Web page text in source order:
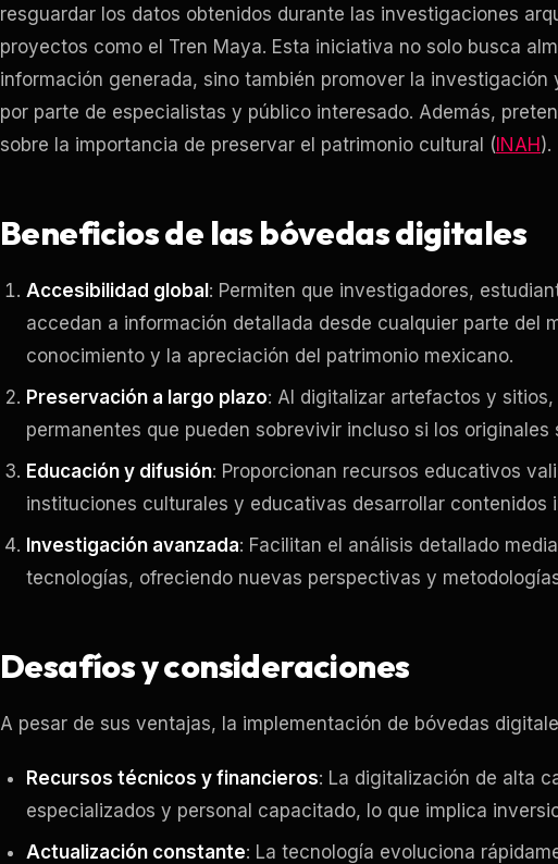
resguardar los datos obtenidos durante las investigaciones
proyectos como el Tren Maya. Esta iniciativa no solo busca
información generada, sino también promover la
por parte de especialistas y público interesado. Además,
sobre la importancia de preservar el patrimonio cultural (INAH).
Beneficios de las bóvedas digitales
Accesibilidad global: Permiten que investigadores,
accedan a información detallada desde cualquier parte del
conocimiento y la apreciación del patrimonio mexicano.
Preservación a largo plazo: Al digitalizar artefactos y
permanentes que pueden sobrevivir incluso si los originales
Educación y difusión: Proporcionan recursos educativos
instituciones culturales y educativas desarrollar contenidos
Investigación avanzada: Facilitan el análisis detallado
tecnologías, ofreciendo nuevas perspectivas y
Desafíos y consideraciones
A pesar de sus ventajas, la implementación de bóvedas
Recursos técnicos y financieros: La digitalización de alta
especializados y personal capacitado, lo que implica
Actualización constante: La tecnología evoluciona